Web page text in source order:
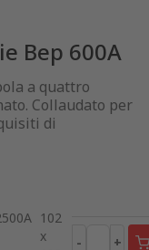
Bep 600A
a quattro
Collaudato per
di
102
x
- +